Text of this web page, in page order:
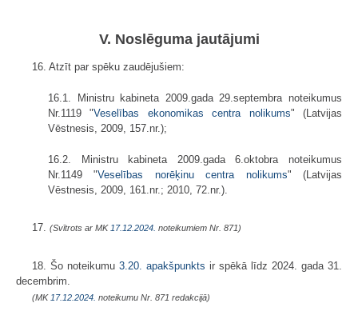
V. Noslēguma jautājumi
16. Atzīt par spēku zaudējušiem:
16.1. Ministru kabineta 2009.gada 29.septembra noteikumus
Nr.1119 "Veselības ekonomikas centra nolikums" (Latvijas
Vēstnesis, 2009, 157.nr.);
16.2. Ministru kabineta 2009.gada 6.oktobra noteikumus
Nr.1149 "Veselības norēķinu centra nolikums" (Latvijas
Vēstnesis, 2009, 161.nr.; 2010, 72.nr.).
17. (Svītrots ar MK 17.12.2024. noteikumiem Nr. 871)
18. Šo noteikumu 3.20. apakšpunkts ir spēkā līdz 2024. gada 31.
decembrim.
(MK 17.12.2024. noteikumu Nr. 871 redakcijā)